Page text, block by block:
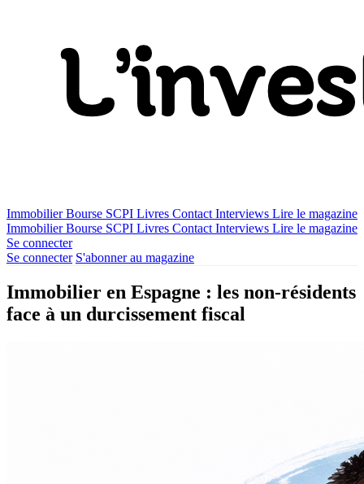
ImmobilierBourse SCPI Livres Contact Interviews Lire le magazine
ImmobilierBourse SCPI Livres Contact Interviews Lire le magazine
Se connecter
Se connecter S'abonner au magazine
Immobilier en Espagne : les non-résidents
face à un durcissement fiscal